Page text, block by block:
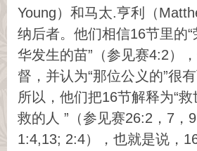
Young）和马太.亨利（
纳后者。他们相信16节里的“
华发生的苗”（参见赛4:2）
督，并认为“那位公义的”很
所以，他们把16节解释为“
救的人 ”（参见赛26:2，7，
1:4,13; 2:4），也就是说，